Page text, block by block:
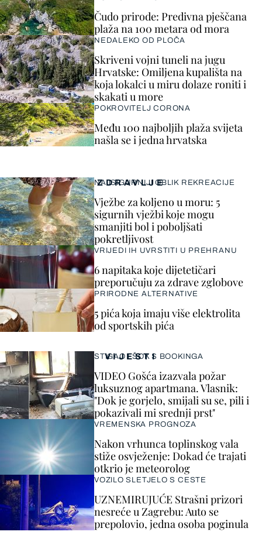
VIJESTI
STIGAO I ŠOK S BOOKINGA
VIDEO Gošća izazvala požar
luksuznog apartmana. Vlasnik:
"Dok je gorjelo, smijali su se, pili i
pokazivali mi srednji prst"
VREMENSKA PROGNOZA
Nakon vrhunca toplinskog vala
stiže osvježenje: Dokad će trajati
otkrio je meteorolog
VOZILO SLETJELO S CESTE
UZNEMIRUJUĆE Strašni prizori
nesreće u Zagrebu: Auto se
prepolovio, jedna osoba poginula
ZDRAVLJE
NAJSIGURNIJI OBLIK REKREACIJE
Vježbe za koljeno u moru: 5
sigurnih vježbi koje mogu
smanjiti bol i poboljšati
pokretljivost
VRIJEDI IH UVRSTITI U PREHRANU
6 napitaka koje dijetetičari
preporučuju za zdrave zglobove
PRIRODNE ALTERNATIVE
5 pića koja imaju više elektrolita
od sportskih pića
Čudo prirode: Predivna pješčana
plaža na 100 metara od mora
NEDALEKO OD PLOČA
Skriveni vojni tuneli na jugu
Hrvatske: Omiljena kupališta na
koja lokalci u miru dolaze roniti i
skakati u more
POKROVITELJ CORONA
Među 100 najboljih plaža svijeta
našla se i jedna hrvatska